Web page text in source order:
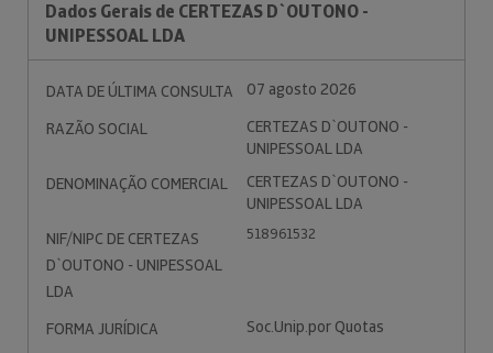
Dados Gerais de CERTEZAS D`OUTONO -
UNIPESSOAL LDA
DATA DE ÚLTIMA CONSULTA
07 agosto 2026
RAZÃO SOCIAL
CERTEZAS D`OUTONO -
UNIPESSOAL LDA
DENOMINAÇÃO COMERCIAL
CERTEZAS D`OUTONO -
UNIPESSOAL LDA
NIF/NIPC DE CERTEZAS
D`OUTONO - UNIPESSOAL
LDA
518961532
FORMA JURÍDICA
Soc.Unip.por Quotas